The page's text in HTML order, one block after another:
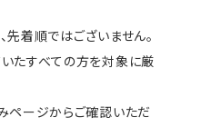
着順ではございません。
たすべての方を対象に厳
ページからご確認いただ